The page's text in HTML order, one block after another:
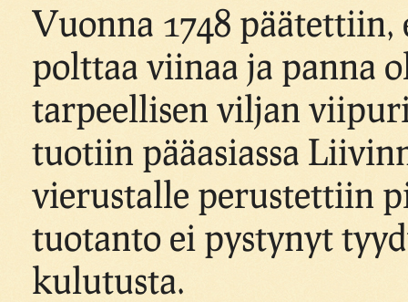
Vuonna 1748
polttaa viinaa ja panna
tarpeellisen viljan
tuotiin pääasiassa
vierustalle perustettiin
tuotanto ei pystynyt
kulutusta.